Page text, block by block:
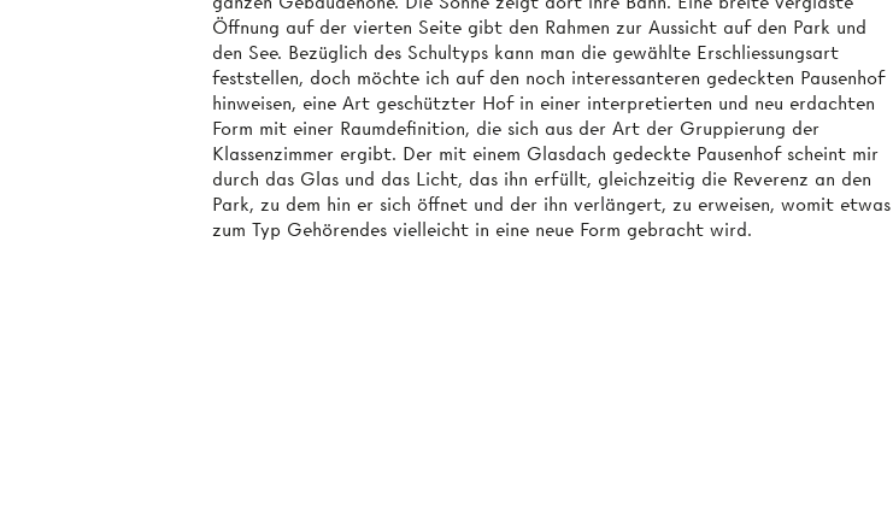
Öffnung auf der vierten Seite gibt den Rahmen zur Aussicht auf den Park und
den See. Bezüglich des Schultyps kann man die gewählte Erschliessungsart
feststellen, doch möchte ich auf den noch interessanteren gedeckten Pausenhof
hinweisen, eine Art geschützter Hof in einer interpretierten und neu erdachten
Form mit einer Raumdefinition, die sich aus der Art der Gruppierung der
Klassenzimmer ergibt. Der mit einem Glasdach gedeckte Pausenhof scheint mir
durch das Glas und das Licht, das ihn erfüllt, gleichzeitig die Reverenz an den
Park, zu dem hin er sich öffnet und der ihn verlängert, zu erweisen, womit etwas
zum Typ Gehörendes vielleicht in eine neue Form gebracht wird.